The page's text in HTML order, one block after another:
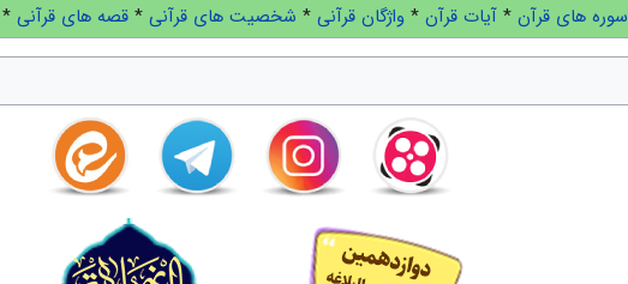
سوره های قرآن * آیات قرآن * واژگان قرآنی * شخصیت های قرآنی * قصه های قرآنی *